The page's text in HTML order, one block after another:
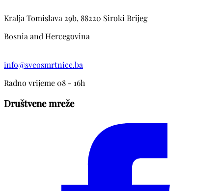
Kralja Tomislava 29b, 88220 Siroki Brijeg
Bosnia and Hercegovina
info@sveosmrtnice.ba
Radno vrijeme 08 - 16h
Društvene mreže